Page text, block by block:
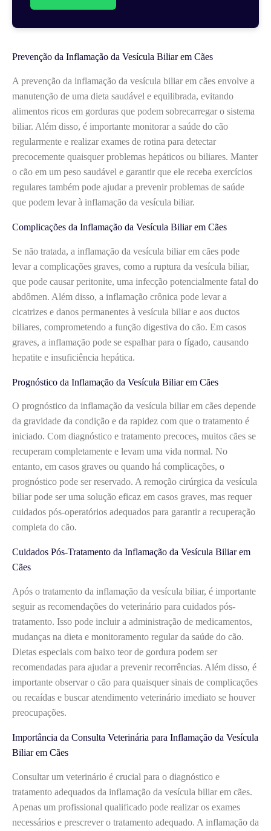
Prevenção da Inflamação da Vesícula Biliar em Cães
A prevenção da inflamação da vesícula biliar em cães envolve a
manutenção de uma dieta saudável e equilibrada, evitando
alimentos ricos em gorduras que podem sobrecarregar o sistema
biliar. Além disso, é importante monitorar a saúde do cão
regularmente e realizar exames de rotina para detectar
precocemente quaisquer problemas hepáticos ou biliares. Manter
o cão em um peso saudável e garantir que ele receba exercícios
regulares também pode ajudar a prevenir problemas de saúde
que podem levar à inflamação da vesícula biliar.
Complicações da Inflamação da Vesícula Biliar em Cães
Se não tratada, a inflamação da vesícula biliar em cães pode
levar a complicações graves, como a ruptura da vesícula biliar,
que pode causar peritonite, uma infecção potencialmente fatal do
abdômen. Além disso, a inflamação crônica pode levar a
cicatrizes e danos permanentes à vesícula biliar e aos ductos
biliares, comprometendo a função digestiva do cão. Em casos
graves, a inflamação pode se espalhar para o fígado, causando
hepatite e insuficiência hepática.
Prognóstico da Inflamação da Vesícula Biliar em Cães
O prognóstico da inflamação da vesícula biliar em cães depende
da gravidade da condição e da rapidez com que o tratamento é
iniciado. Com diagnóstico e tratamento precoces, muitos cães se
recuperam completamente e levam uma vida normal. No
entanto, em casos graves ou quando há complicações, o
prognóstico pode ser reservado. A remoção cirúrgica da vesícula
biliar pode ser uma solução eficaz em casos graves, mas requer
cuidados pós-operatórios adequados para garantir a recuperação
completa do cão.
Cuidados Pós-Tratamento da Inflamação da Vesícula Biliar em
Cães
Após o tratamento da inflamação da vesícula biliar, é importante
seguir as recomendações do veterinário para cuidados pós-
tratamento. Isso pode incluir a administração de medicamentos,
mudanças na dieta e monitoramento regular da saúde do cão.
Dietas especiais com baixo teor de gordura podem ser
recomendadas para ajudar a prevenir recorrências. Além disso, é
importante observar o cão para quaisquer sinais de complicações
ou recaídas e buscar atendimento veterinário imediato se houver
preocupações.
Importância da Consulta Veterinária para Inflamação da Vesícula
Biliar em Cães
Consultar um veterinário é crucial para o diagnóstico e
tratamento adequados da inflamação da vesícula biliar em cães.
Apenas um profissional qualificado pode realizar os exames
necessários e prescrever o tratamento adequado. A inflamação da